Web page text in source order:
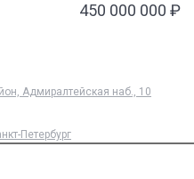
450 000 000 ₽
Адмиралтейская наб., 10
Петербург